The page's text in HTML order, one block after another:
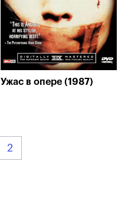
Ужас в опере (1987)
2